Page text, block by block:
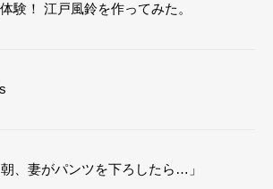
験！ 江戸風鈴を作ってみた。
、妻がパンツを下ろしたら…」